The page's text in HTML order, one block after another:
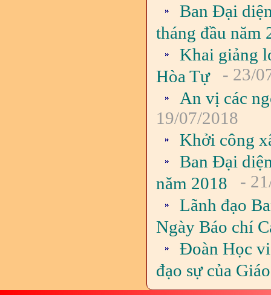
Ban Đại
tháng đầu năm
Khai giảng
Hòa Tự
- 23/
An vị các
19/07/2018
Khởi công
Ban Đại
năm 2018
-
Lãnh đạo
Ngày Báo chí
Đoàn Học
đạo sự của